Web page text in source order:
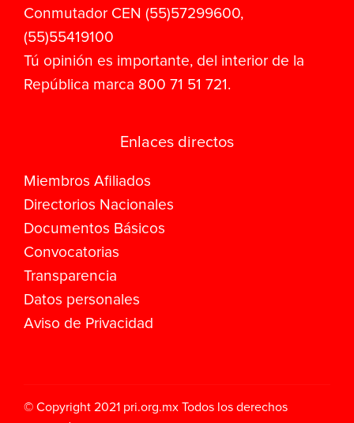
Conmutador CEN (55)57299600,
(55)55419100
Tú opinión es importante, del interior de la
República marca 800 71 51 721.
Enlaces directos
Miembros Afiliados
Directorios Nacionales
Documentos Básicos
Convocatorias
Transparencia
Datos personales
Aviso de Privacidad
© Copyright 2021 pri.org.mx Todos los derechos